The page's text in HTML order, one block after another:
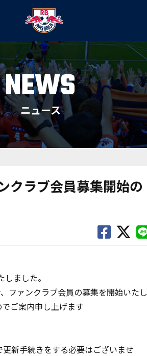
NEWS
ニュース
クラブ会員募集開始の
ました。
ファンクラブ会員の募集を開始いたし
ご案内申し上げます
新手続きをする必要はございませ